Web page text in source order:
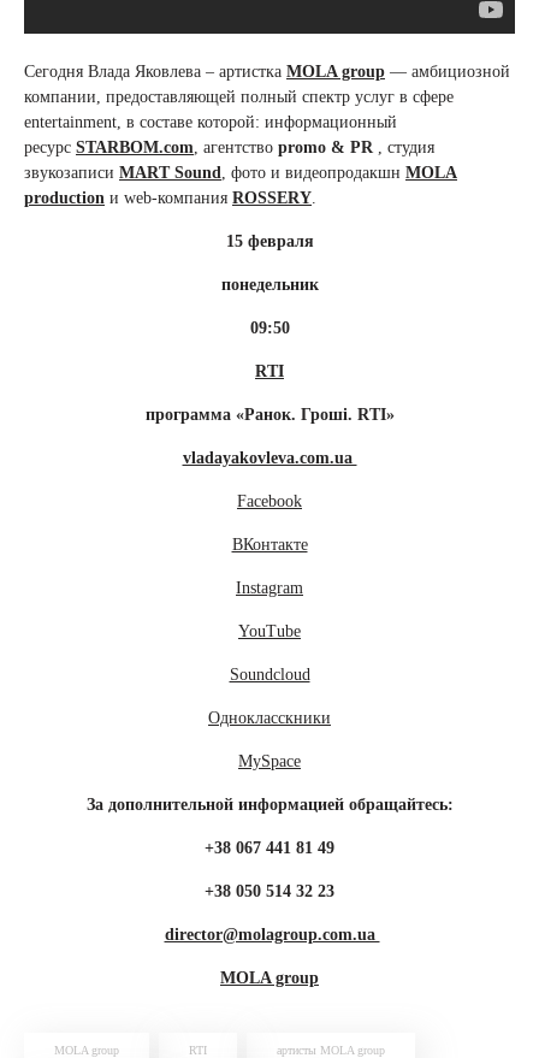
Сегодня Влада Яковлева – артистка MOLA group — амбициозной
компании, предоставляющей полный спектр услуг в сфере
entertainment, в составе которой: информационный
ресурс STARBOM.com, агентство promo & PR, студия
звукозаписи MART Sound, фото и видеопродакшн MOLA
production и web-компания ROSSERY.
15 февраля
понедельник
09:50
RTI
программа «Ранок. Гроші. RTI»
vladayakovleva.com.ua
Facebook
ВКонтакте
Instagram
YouTube
Soundcloud
Однокласскники
MySpace
За дополнительной информацией обращайтесь:
+38 067 441 81 49
+38 050 514 32 23
director@molagroup.com.ua
MOLA group
MOLA group RTI артисты MOLA group